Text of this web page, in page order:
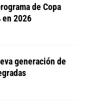
de Copa
2026
generación de